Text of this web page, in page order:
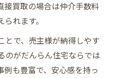
接買取の場合は仲介手数料
れます。
とで、売主様が納得しやす
のがだんらん住宅ならでは
例も豊富で、安心感を持っ